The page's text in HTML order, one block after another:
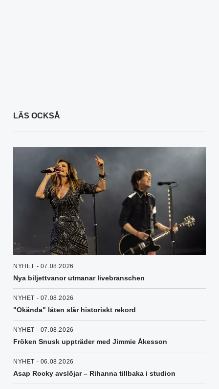
LÄS OCKSÅ
NYHET - 07.08.2026
Nya biljettvanor utmanar livebranschen
NYHET - 07.08.2026
"Okända" låten slår historiskt rekord
NYHET - 07.08.2026
Fröken Snusk uppträder med Jimmie Åkesson
NYHET - 06.08.2026
Asap Rocky avslöjar – Rihanna tillbaka i studion